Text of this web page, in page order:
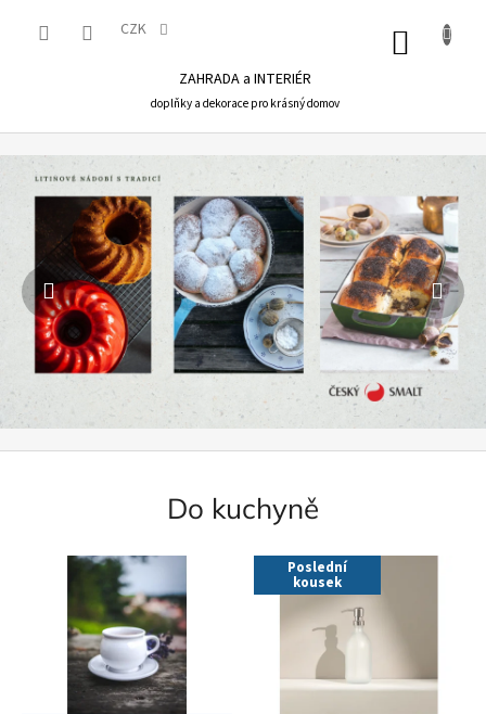
CZK
ZAHRADA a INTERIÉR
doplňky a dekorace pro krásný domov
Předchozí
Do kuchyně
Poslední
kousek